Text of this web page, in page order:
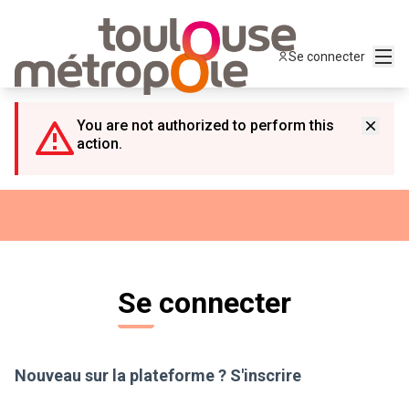
Se connecter
You are not authorized to perform this
action.
Se connecter
Nouveau sur la plateforme ? S'inscrire